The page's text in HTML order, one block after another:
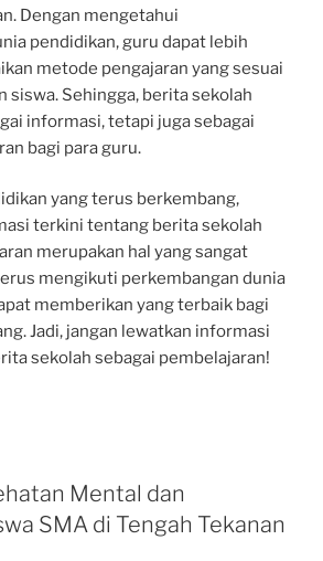
Dengan mengetahui
pendidikan, guru dapat lebih
metode pengajaran yang sesuai
siswa. Sehingga, berita sekolah
informasi, tetapi juga sebagai
bagi para guru.
yang terus berkembang,
terkini tentang berita sekolah
merupakan hal yang sangat
mengikuti perkembangan dunia
memberikan yang terbaik bagi
Jadi, jangan lewatkan informasi
sekolah sebagai pembelajaran!
Mental dan
SMA di Tengah Tekanan